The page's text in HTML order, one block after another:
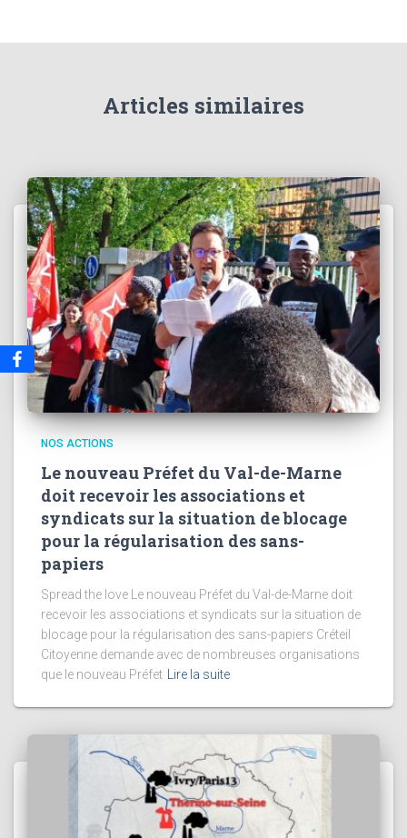
Articles similaires
NOS ACTIONS
Le nouveau Préfet du Val-de-Marne
doit recevoir les associations et
syndicats sur la situation de blocage
pour la régularisation des sans-
papiers
Spread the love Le nouveau Préfet du Val-de-Marne doit
recevoir les associations et syndicats sur la situation de
blocage pour la régularisation des sans-papiers Créteil
Citoyenne demande avec de nombreuses organisations
que le nouveau Préfet
Lire la suite